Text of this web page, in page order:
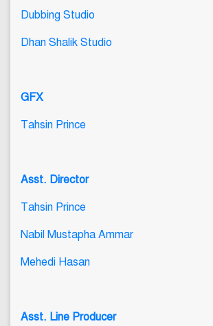
Dubbing Studio
Dhan Shalik Studio
GFX
Tahsin Prince
Asst. Director
Tahsin Prince
Nabil Mustapha Ammar
Mehedi Hasan
Asst. Line Producer